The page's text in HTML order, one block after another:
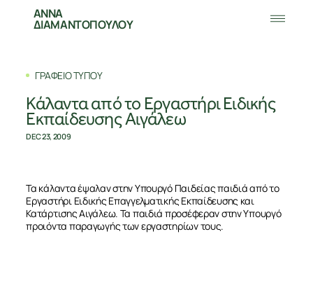
ΑΝΝΑ
ΔΙΑΜΑΝΤΟΠΟΥΛΟΥ
ΓΡΑΦΕΙΟ ΤΥΠΟΥ
Κάλαντα από το Εργαστήρι Ειδικής
Εκπαίδευσης Αιγάλεω
DEC 23, 2009
Τα κάλαντα έψαλαν στην Υπουργό Παιδείας παιδιά από το
Εργαστήρι Ειδικής Επαγγελματικής Εκπαίδευσης και
Κατάρτισης Αιγάλεω. Τα παιδιά προσέφεραν στην Υπουργό
προιόντα παραγωγής των εργαστηρίων τους.